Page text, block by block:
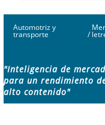
Automotriz y
transporte /
"Inteligencia de
para un rendimiento
alto contenido"